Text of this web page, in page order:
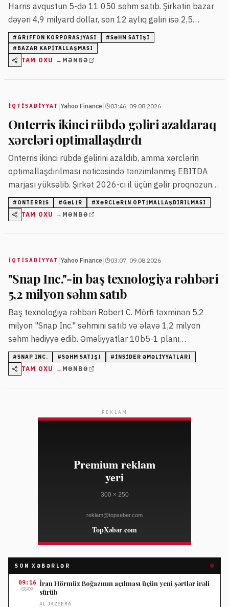
Harris avqustun 5-də 11 050 səhm satıb. Şirkətin bazar
dəyəri 4,9 milyard dollar, son 12 aylıq gəliri isə 2,5
milyard dollar səviyyəsindədir.
# GRIFFON KORPORASIYASI #SƏHM SATIŞI
# BAZAR KAPITALLAŞMASI
TAM OXU → MƏNBƏ
İQTISADIYYAT Yahoo Finance 03:46, 09.08.2026
Onterris ikinci rübdə gəliri azaldaraq
xərcləri optimallaşdırdı
Onterris ikinci rübdə gəlirini azaldıb, amma xərclərin
optimallaşdırılması nəticəsində tənzimlənmiş EBITDA
marjası yüksəlib. Şirkət 2026-cı il üçün gəlir proqnozunu
endirib, amma ikinci yarı üçün güclü nağd pul axını
gözləyir.
# ONTERRIS # GƏLIR #XƏRCLƏRIN OPTIMALLAŞDIRILMASI
TAM OXU → MƏNBƏ
İQTISADIYYAT Yahoo Finance 03:07, 09.08.2026
"Snap Inc."-in baş texnologiya rəhbəri
5,2 milyon səhm satıb
Baş texnologiya rəhbəri Robert C. Mörfi təxminən 5,2
milyon "Snap Inc." səhmini satıb və əlavə 1,2 milyon
səhm hədiyyə edib. Əməliyyatlar 10b5-1 planı
çərçivəsində aparılıb. Satışdan sonra Mörfinin birbaşa və
dolayı səhm payı təxminən 246,55 milyon dollar
dəyərində qalır.
#SNAP INC. #SƏHM SATIŞI # INSIDER ƏMƏLIYYATLARI
TAM OXU → MƏNBƏ
REKLAM
SON XƏBƏRLƏR
09:16
08/09
İran Hörmüz Boğazının açılması üçün yeni şərtlər irəli
sürüb
AL JAZEERA